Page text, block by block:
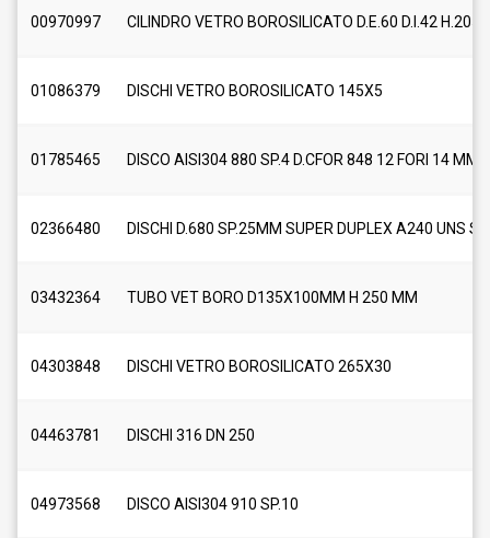
00970997 CILINDRO VETRO BOROSILICATO D.E.60 D.I.42 H.205
01086379 DISCHI VETRO BOROSILICATO 145X5
01785465 DISCO AISI304 880 SP.4 D.CFOR 848 12 FORI 14 MM
02366480 DISCHI D.680 SP.25MM SUPER DUPLEX A240 UNS
03432364 TUBO VET BORO D135X100MM H 250 MM
04303848 DISCHI VETRO BOROSILICATO 265X30
04463781 DISCHI 316 DN 250
04973568 DISCO AISI304 910 SP.10